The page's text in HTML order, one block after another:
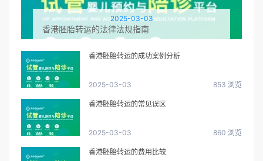
2025-03-03
香港胚胎转运的法律法规指南
香港胚胎转运的成功案例分析
2025-03-03 853 浏览
香港胚胎转运的常见误区
2025-03-03 860 浏览
香港胚胎转运的费用比较